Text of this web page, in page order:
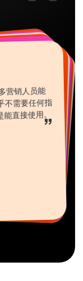
营销人员能
不需要任何指
能直接使用。
”